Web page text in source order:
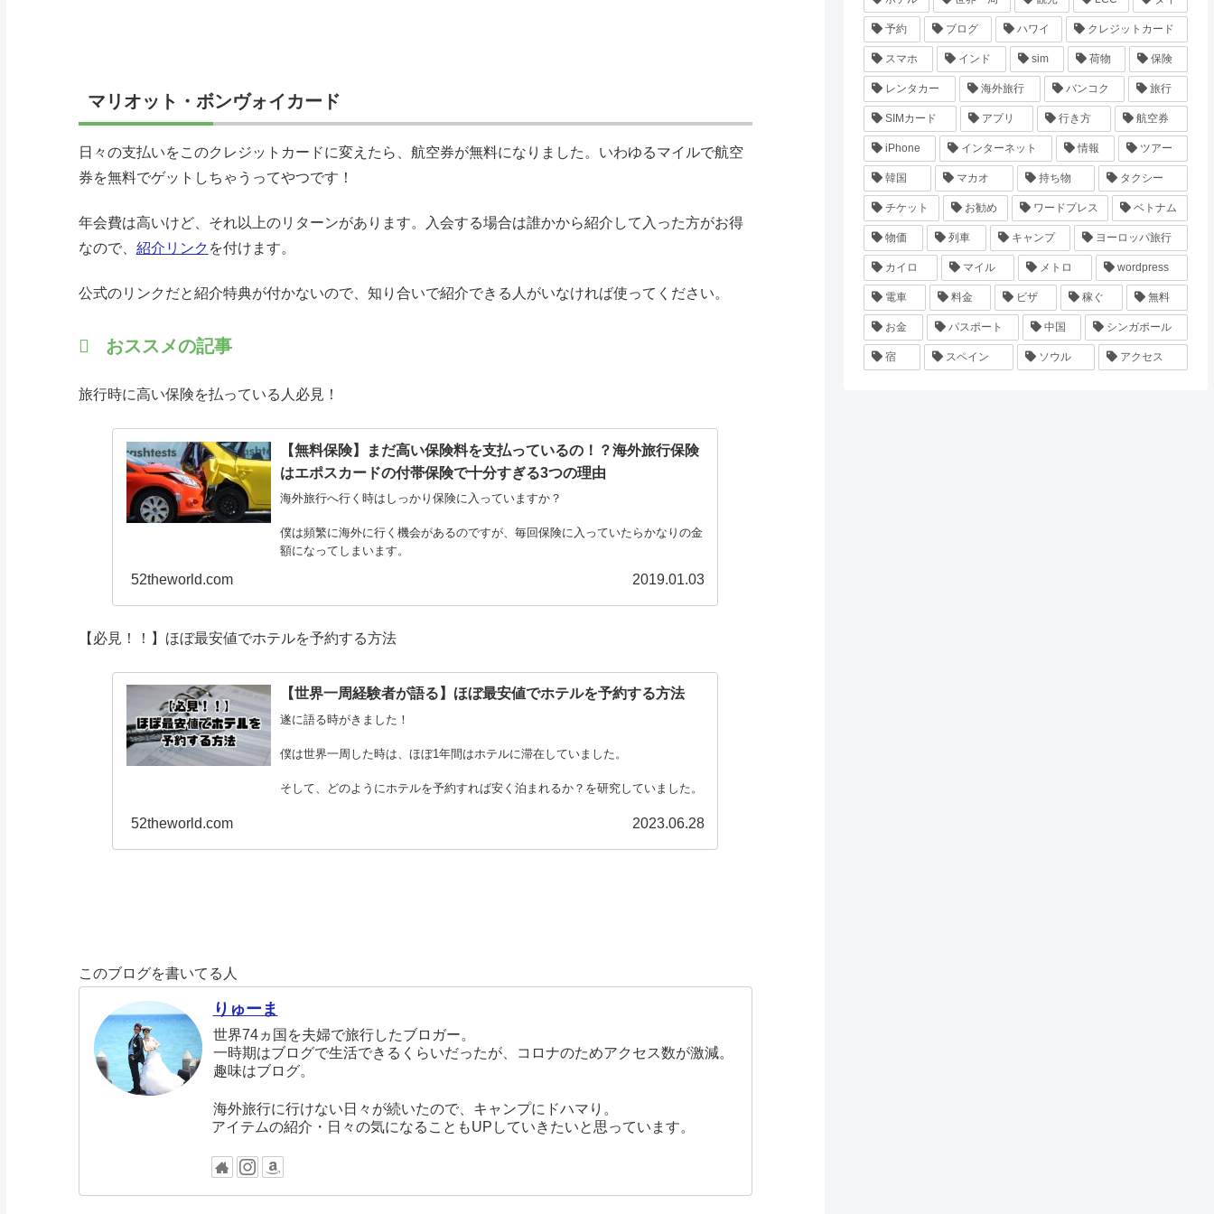
マリオット・ボンヴォイカード
日々の支払いをこのクレジットカードに変えたら、航空券が無料になりました。いわゆるマイルで航空
券を無料でゲットしちゃうってやつです！
年会費は高いけど、それ以上のリターンがあります。入会する場合は誰かから紹介して入った方がお得
なので、 紹介リンク を付けます。
公式のリンクだと紹介特典が付かないので、知り合いで紹介できる人がいなければ使ってください。
おススメの記事
旅行時に高い保険を払っている人必見！
【無料保険】まだ高い保険料を支払っているの！？海外旅行保険
はエポスカードの付帯保険で十分すぎる3つの理由
海外旅行へ行く時はしっかり保険に入っていますか？
僕は頻繁に海外に行く機会があるのですが、毎回保険に入っていたらかなりの金
額になってしまいます。
52theworld.com 2019.01.03
【必見！！】 ほぼ最安値でホテルを予約する方法
【世界一周経験者が語る】ほぼ最安値でホテルを予約する方法
遂に語る時がきました！
僕は世界一周した時は、ほぼ1年間はホテルに滞在していました。
そして、どのようにホテルを予約すれば安く泊まれるか？を研究していました。
52theworld.com 2023.06.28
このブログを書いてる人
りゅーま
世界74ヵ国を夫婦で旅行したブロガー。
一時期はブログで生活できるくらいだったが、コロナのためアクセス数が激減。
趣味はブログ。
海外旅行に行けない日々が続いたので、キャンプにドハマり。
アイテムの紹介・日々の気になることもUPしていきたいと思っています。
予約 ブログ ハワイ クレジットカード
スマホ インド sim 荷物 保険
レンタカー 海外旅行 バンコク 旅行
SIMカード アプリ 行き方 航空券
iPhone インターネット 情報 ツアー
韓国 マカオ 持ち物 タクシー
チケット お勧め ワードプレス ベトナム
物価 列車 キャンプ ヨーロッパ旅行
カイロ マイル メトロ wordpress
電車 料金 ビザ 稼ぐ 無料
お金 パスポート 中国 シンガポール
宿 スペイン ソウル アクセス